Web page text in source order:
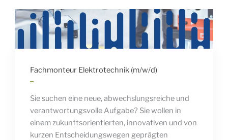
Fachmonteur Elektrotechnik (m/w/d)
Sie suchen eine neue, abwechslungsreiche und
verantwortungsvolle Aufgabe? Sie wollen in
einem zukunftsorientierten, innovativen und von
kurzen Entscheidungswegen geprägten